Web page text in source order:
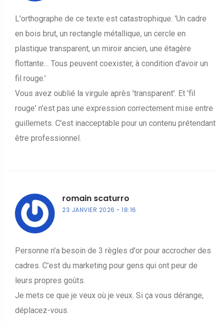
L'orthographe de ce texte est catastrophique. 'Un cadre
en bois brut, un rectangle métallique, un cercle en
plastique transparent, un miroir ancien, une étagère
flottante… Tous peuvent coexister, à condition d'avoir un
fil rouge.'
Vous avez oublié la virgule après 'transparent'. Et 'fil
rouge' n'est pas une expression correctement mise entre
guillemets. C'est inacceptable pour un contenu prétendant
être professionnel.
romain scaturro
23 JANVIER 2026 18:16
Personne n'a besoin de 3 règles d'or pour accrocher des
cadres. C'est du marketing pour gens qui ont peur de
leurs propres goûts.
Je mets ce que je veux où je veux. Si ça vous dérange,
déplacez-vous.